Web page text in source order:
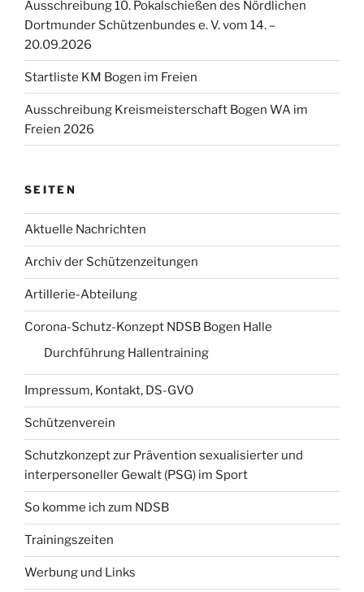
Ausschreibung 10. Pokalschießen des Nördlichen
Dortmunder Schützenbundes e. V. vom 14. –
20.09.2026
Startliste KM Bogen im Freien
Ausschreibung Kreismeisterschaft Bogen WA im
Freien 2026
SEITEN
Aktuelle Nachrichten
Archiv der Schützenzeitungen
Artillerie-Abteilung
Corona-Schutz-Konzept NDSB Bogen Halle
Durchführung Hallentraining
Impressum, Kontakt, DS-GVO
Schützenverein
Schutzkonzept zur Prävention sexualisierter und
interpersoneller Gewalt (PSG) im Sport
So komme ich zum NDSB
Trainingszeiten
Werbung und Links